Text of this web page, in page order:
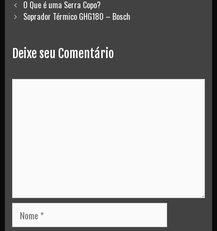
Post
navigation
O Que é uma Serra Copo?
Soprador Térmico GHG180 – Bosch
Deixe seu Comentário
Nome